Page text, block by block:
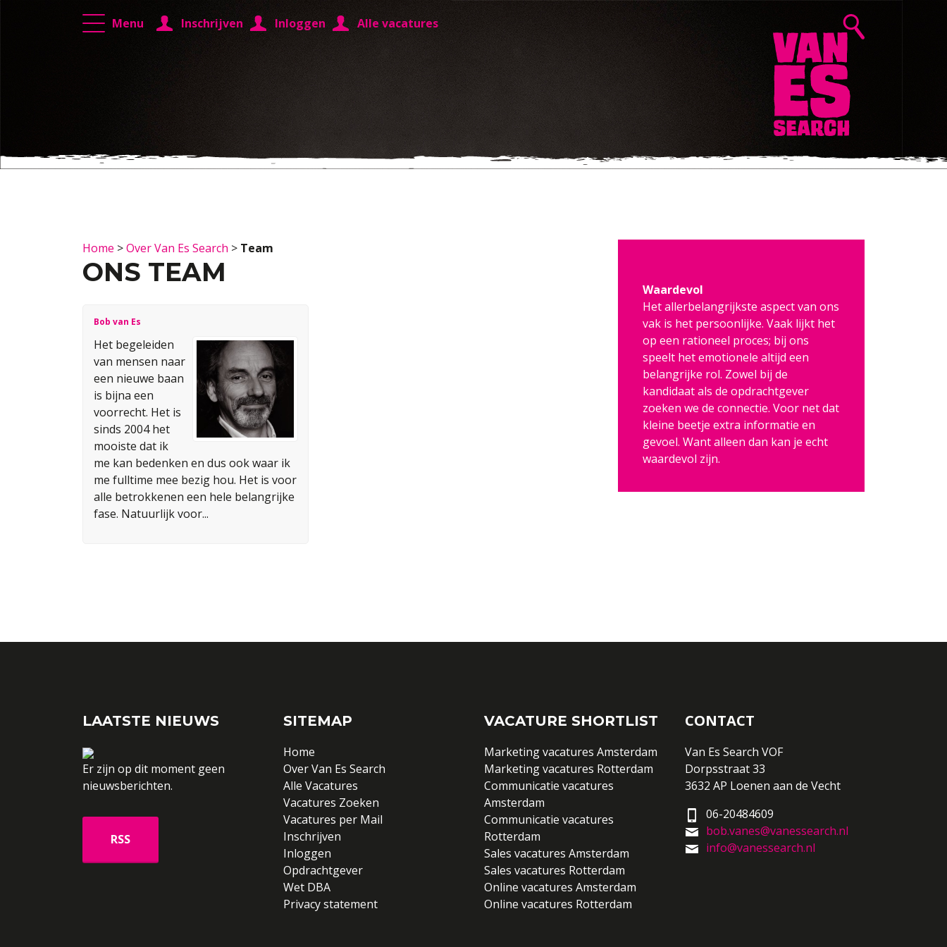
Menu Inschrijven Inloggen Alle vacatures
Home >Over Van Es Search > Team
ONS TEAM
Bob van Es
Het begeleiden
van mensen naar
een nieuwe baan
is bijna een
voorrecht. Het is
sinds 2004 het
mooiste dat ik
me kan bedenken en dus ook waar ik
me fulltime mee bezig hou. Het is voor
alle betrokkenen een hele belangrijke
fase. Natuurlijk voor...
Waardevol
Het allerbelangrijkste aspect van ons
vak is het persoonlijke. Vaak lijkt het
op een rationeel proces; bij ons
speelt het emotionele altijd een
belangrijke rol. Zowel bij de
kandidaat als de opdrachtgever
zoeken we de connectie. Voor net dat
kleine beetje extra informatie en
gevoel. Want alleen dan kan je echt
waardevol zijn.
LAATSTE NIEUWS
Er zijn op dit moment geen
nieuwsberichten.
SITEMAP
Home
Over Van Es Search
Alle Vacatures
Vacatures Zoeken
Vacatures per Mail
Inschrijven
Inloggen
Opdrachtgever
Wet DBA
Privacy statement
VACATURE SHORTLIST
Marketing vacatures Amsterdam
Marketing vacatures Rotterdam
Communicatie vacatures
Amsterdam
Communicatie vacatures
Rotterdam
Sales vacatures Amsterdam
Sales vacatures Rotterdam
Online vacatures Amsterdam
Online vacatures Rotterdam
CONTACT
Van Es Search VOF
Dorpsstraat 33
3632 AP Loenen aan de Vecht
06-20484609
bob.vanes@vanessearch.nl
info@vanessearch.nl